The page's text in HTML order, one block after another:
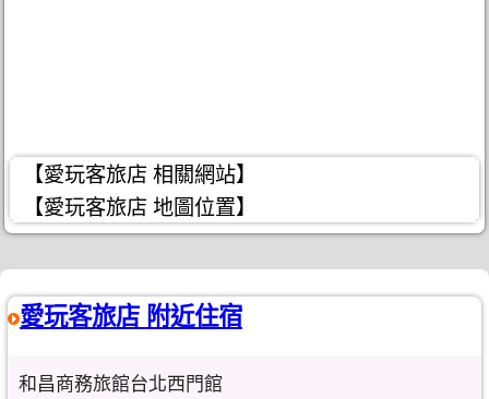
【愛玩客旅店 相關網站】
【愛玩客旅店 地圖位置】
愛玩客旅店 附近住宿
和昌商務旅館台北西門館